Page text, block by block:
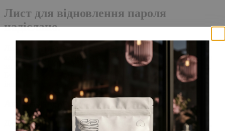
Лист для відновлення пароля
надіслано.
Лист із посиланням для скидання пароля було надіслано на
адресу електронної пошти, прив'язану до вашого облікового
запису, доставка повідомлення може зайняти кілька хвилин.
Будь ласка, зачекайте щонайменше 10 хвилин, перш ніж
ініціювати ще один запит.
Акаунт створено
Для завершення реєстрації, перейдіть за посиланням у листі,